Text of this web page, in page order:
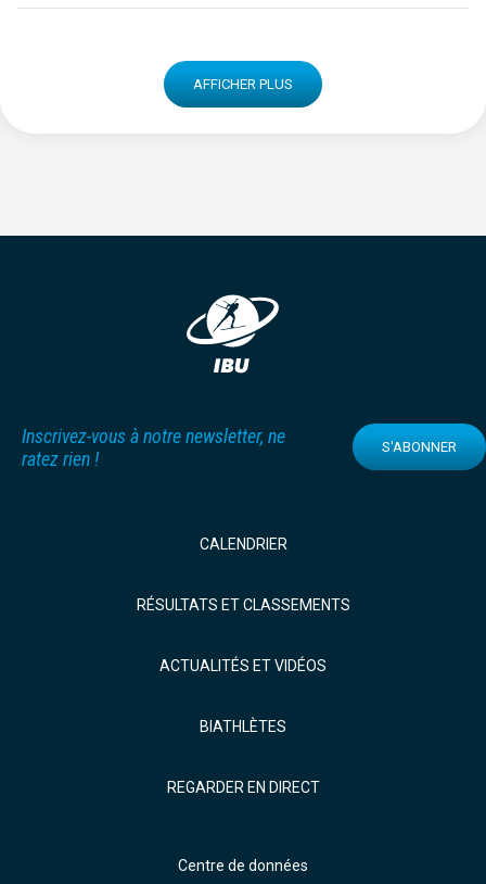
AFFICHER PLUS
Inscrivez-vous à notre newsletter, ne
ratez rien !
S'ABONNER
CALENDRIER
RÉSULTATS ET CLASSEMENTS
ACTUALITÉS ET VIDÉOS
BIATHLÈTES
REGARDER EN DIRECT
Centre de données